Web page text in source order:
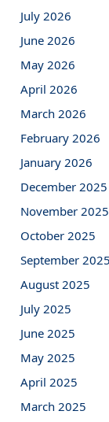
July 2026
June 2026
May 2026
April 2026
March 2026
February 2026
January 2026
December 2025
November 2025
October 2025
September 2025
August 2025
July 2025
June 2025
May 2025
April 2025
March 2025